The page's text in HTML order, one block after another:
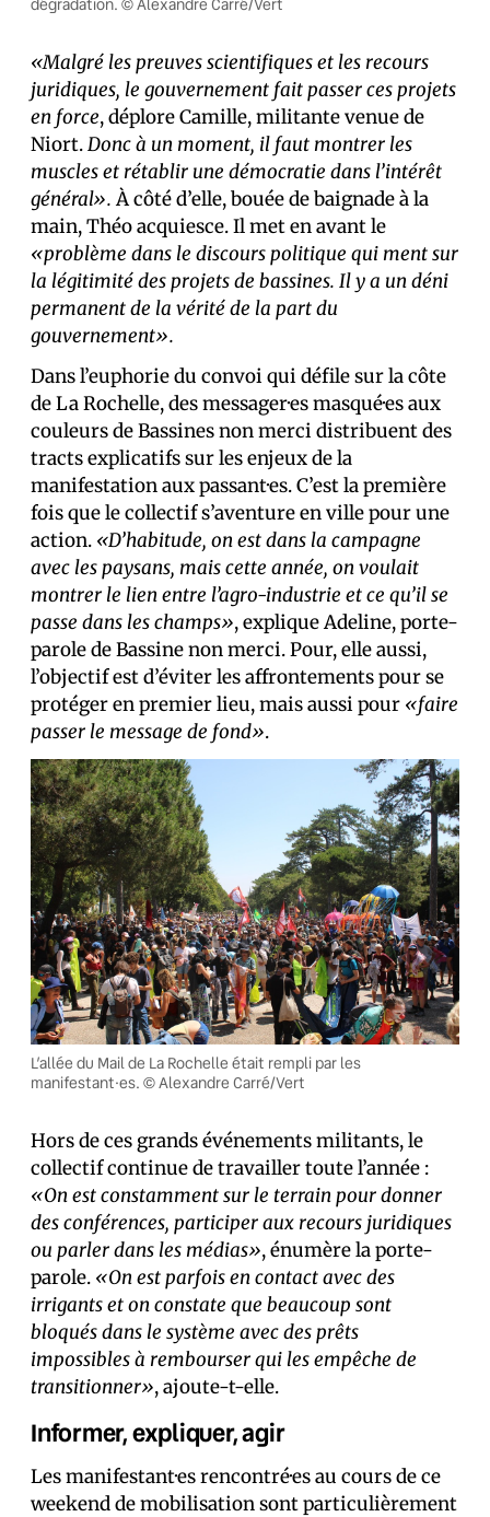
dégradation. © Alexandre Carré/Vert
«Malgré les preuves scientifiques et les recours
juridiques, le gouvernement fait passer ces projets
en force, déplore Camille, militante venue de
Niort.Donc à un moment, il faut montrer les
muscles et rétablir une démocratie dans l’intérêt
général».À côté d’elle, bouée de baignade à la
main, Théo acquiesce. Il met en avant le
«problème dans le discours politique qui ment sur
la légitimité des projets de bassines. Il y a un déni
permanent de la vérité de la part du
gouvernement».
Dans l’euphorie du convoi qui défile sur la côte
de La Rochelle, des messager·es masqué·es aux
couleurs de Bassines non merci distribuent des
tracts explicatifs sur les enjeux de la
manifestation aux passant·es. C’est la première
fois que le collectif s’aventure en ville pour une
action. «D’habitude, on est dans la campagne
avec les paysans, mais cette année, on voulait
montrer le lien entre l’agro-industrie et ce qu’il se
passe dans les champs», explique Adeline, porte-
parole de Bassine non merci. Pour, elle aussi,
l’objectif est d’éviter les affrontements pour se
protéger en premier lieu, mais aussi pour «faire
passer le message de fond».
L’allée du Mail de La Rochelle était rempli par les
manifestant·es. © Alexandre Carré/Vert
Hors de ces grands événements militants, le
collectif continue de travailler toute l’année :
«On est constamment sur le terrain pour donner
des conférences, participer aux recours juridiques
ou parler dans les médias», énumère la porte-
parole. «On est parfois en contact avec des
irrigants et on constate que beaucoup sont
bloqués dans le système avec des prêts
impossibles à rembourser qui les empêche de
transitionner», ajoute-t-elle.
Informer, expliquer, agir
Les manifestant·es rencontré·es au cours de ce
weekend de mobilisation sont particulièrement